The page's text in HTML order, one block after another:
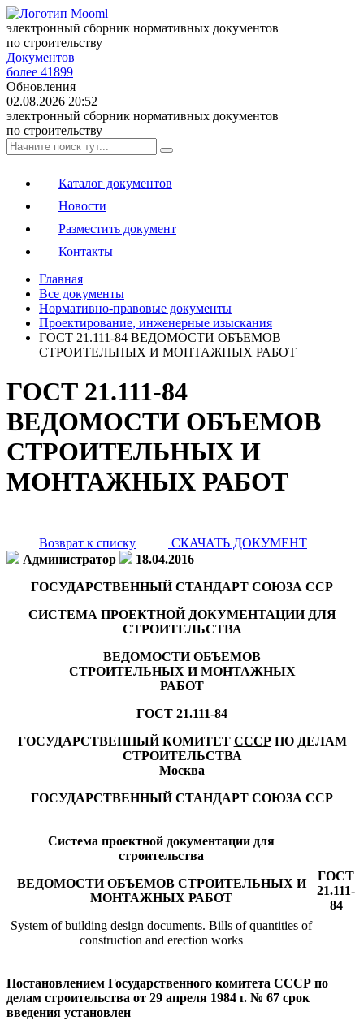
электронный сборник нормативных документов
по строительству
Документов
более 41899
Обновления
02.08.2026 20:52
электронный сборник нормативных документов
по строительству
Каталог документов
Новости
Разместить документ
Контакты
Главная
Все документы
Нормативно-правовые документы
Проектирование, инженерные изыскания
ГОСТ 21.111-84 ВЕДОМОСТИ ОБЪЕМОВ
СТРОИТЕЛЬНЫХ И МОНТАЖНЫХ РАБОТ
ГОСТ 21.111-84
ВЕДОМОСТИ ОБЪЕМОВ
СТРОИТЕЛЬНЫХ И
МОНТАЖНЫХ РАБОТ
Возврат к списку
СКАЧАТЬ ДОКУМЕНТ
Администратор
18.04.2016
ГОСУДАРСТВЕННЫЙ СТАНДАРТ СОЮЗА ССР
СИСТЕМА ПРОЕКТНОЙ ДОКУМЕНТАЦИИ ДЛЯ
СТРОИТЕЛЬСТВА
ВЕДОМОСТИ ОБЪЕМОВ
СТРОИТЕЛЬНЫХ И МОНТАЖНЫХ
РАБОТ
ГОСТ 21.111-84
ГОСУДАРСТВЕННЫЙ КОМИТЕТ СССРПО ДЕЛАМ
СТРОИТЕЛЬСТВА
Москва
ГОСУДАРСТВЕННЫЙ СТАНДАРТ СОЮЗА ССР
Система проектной документации для
строительства
ВЕДОМОСТИ ОБЪЕМОВ СТРОИТЕЛЬНЫХ И
МОНТАЖНЫХ РАБОТ
System of building design documents. Bills of quantities of
construction and erection works
ГОСТ
21.111-
84
Постановлением Государственного комитета СССР по
делам строительства от 29 апреля 1984 г. № 67 срок
введения установлен